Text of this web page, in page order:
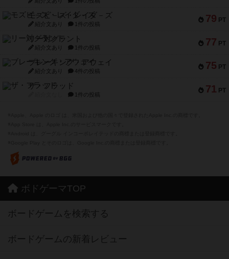
79 PT
モズビ－ズ・レイダ－ズ
紹介文あり 1件の投稿
77 PT
リー対グラント
紹介文あり 1件の投稿
75 PT
ブレーキング・アウェイ
紹介文あり 4件の投稿
71 PT
ザ・フラッド
1件の投稿
ボドゲーマTOP
ボードゲームを検索する
ボードゲームの新着レビュー